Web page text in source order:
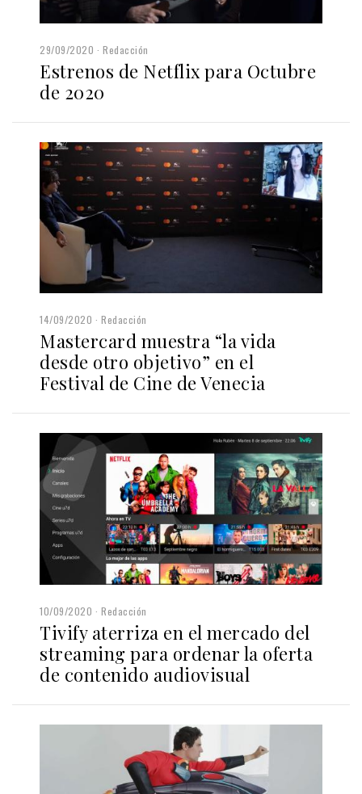
29/09/2020 Redacción
Estrenos de Netflix para Octubre
de 2020
14/09/2020 Redacción
Mastercard muestra “la vida
desde otro objetivo” en el
Festival de Cine de Venecia
10/09/2020 Redacción
Tivify aterriza en el mercado del
streaming para ordenar la oferta
de contenido audiovisual